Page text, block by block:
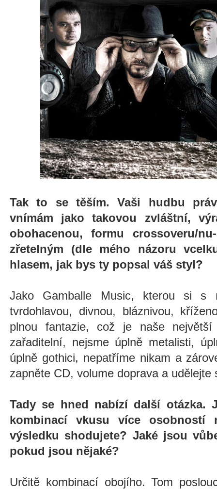
Tak to se těším. Vaši hudbu
vnímám jako takovou zvláštní,
obohacenou, formu crossoveru/
zřetelným (dle mého názoru
hlasem, jak bys ty popsal váš styl?
Jako Gamballe Music, kterou si s
tvrdohlavou, divnou, bláznivou,
plnou fantazie, což je naše
zařaditelní, nejsme úplně metalisti,
úplně gothici, nepatříme nikam a
zapněte CD, volume doprava a udělejte
Tady se hned nabízí další otázka.
kombinací vkusu více
výsledku shodujete? Jaké jsou
pokud jsou nějaké?
Určitě kombinací obojího. Tom